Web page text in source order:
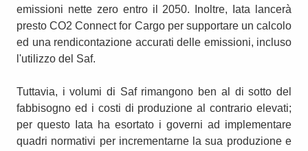
emissioni nette zero entro il 2050. Inoltre, Iata lancerà
presto CO2 Connect for Cargo per supportare un calcolo
ed una rendicontazione accurati delle emissioni, incluso
l'utilizzo del Saf.
Tuttavia, i volumi di Saf rimangono ben al di sotto del
fabbisogno ed i costi di produzione al contrario elevati;
per questo Iata ha esortato i governi ad implementare
quadri normativi per incrementarne la sua produzione e